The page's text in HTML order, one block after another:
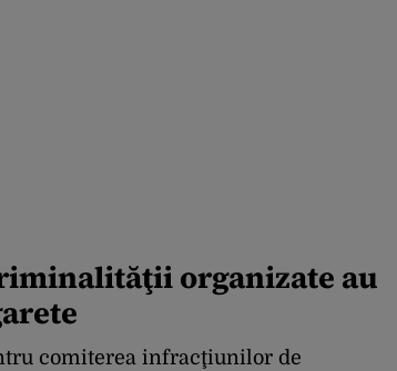
organizate au
comiterea infracţiunilor de